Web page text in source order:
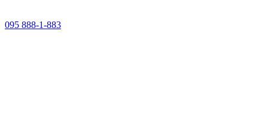
095 888-1-883